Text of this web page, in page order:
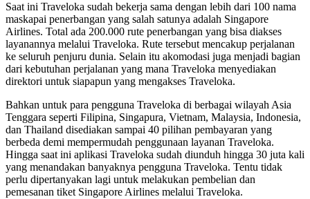
Saat ini Traveloka sudah bekerja sama dengan lebih dari 100 nama
maskapai penerbangan yang salah satunya adalah Singapore
Airlines. Total ada 200.000 rute penerbangan yang bisa diakses
layanannya melalui Traveloka. Rute tersebut mencakup perjalanan
ke seluruh penjuru dunia. Selain itu akomodasi juga menjadi bagian
dari kebutuhan perjalanan yang mana Traveloka menyediakan
direktori untuk siapapun yang mengakses Traveloka.
Bahkan untuk para pengguna Traveloka di berbagai wilayah Asia
Tenggara seperti Filipina, Singapura, Vietnam, Malaysia, Indonesia,
dan Thailand disediakan sampai 40 pilihan pembayaran yang
berbeda demi mempermudah penggunaan layanan Traveloka.
Hingga saat ini aplikasi Traveloka sudah diunduh hingga 30 juta kali
yang menandakan banyaknya pengguna Traveloka. Tentu tidak
perlu dipertanyakan lagi untuk melakukan pembelian dan
pemesanan tiket Singapore Airlines melalui Traveloka.